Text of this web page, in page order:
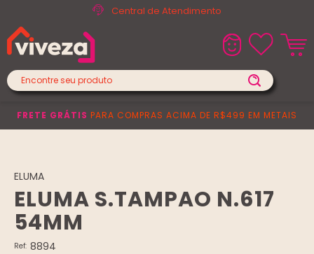
Central de Atendimento
FRETE GRÁTIS PARA COMPRAS ACIMA DE R$499 EM METAIS
ELUMA
ELUMA S.TAMPAO N.617
54MM
Ref: 8894